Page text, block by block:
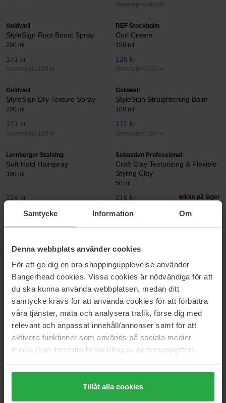
Samtycke Information Om
Denna webbplats använder cookies
För att ge dig en bra shoppingupplevelse använder
Bangerhead cookies. Vissa cookies är nödvändiga för att
du ska kunna använda webbplatsen, medan ditt
samtycke krävs för att använda cookies för att förbättra
våra tjänster, mäta och analysera trafik, förse dig med
relevant och anpassat innehåll/annonser samt för att
aktivera funktioner som används på sociala medier
media (kan innefatta behandling av personuppgifter).
Genom att trycka på "Tillåt alla cookies" accepterar du
alla cookies, medan du under "Detaljer" kan anpassa
användningen av cookies. Du kan när som helst återkalla
Tillåt alla cookies
Normalpris 209 kr
Goldwell
StyleSign Root Boost Spray
200 ml
171 kr
Normalpris 189 kr
REF Stockholm
Curl Cream
150 ml
128 kr
Normalpris 245 kr
Goldwell
StyleSign Dry Texture Spray
200 ml
171 kr
Normalpris 189 kr
Goldwell
StyleSign Straightening Balm
100 ml
171 kr
Normalpris 189 kr
Lernberger Stafsing
Soft Hold Hairspray
300 ml
224 kr
Sebastian Professional
Craft Clay Texturizing & Flexible
Styling Clay
50 ml
216 kr Ikke på lager
Goldwell
75 ml
171 kr
Goldwell
150 ml
171 kr
KMS
Hair Play
100 ml
124 kr
Normalpris 255 kr
Bumble and bumble
Bb. Curl Conditioning Mousse
150 ml
293 kr
Normalpris 325 kr
Ikke på lager
199 kr